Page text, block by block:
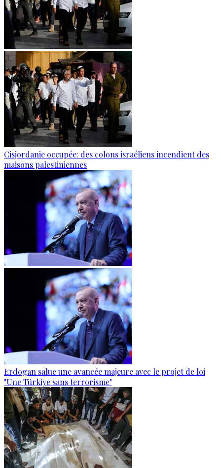
Cisjordanie occupée: des colons israéliens incendient des
maisons palestiniennes
Erdogan salue une avancée majeure avec le projet de loi
"Une Türkiye sans terrorisme"